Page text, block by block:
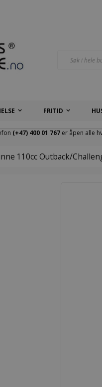
FRITID
(+47) 400 01 767 er åpen alle
110cc Outback/